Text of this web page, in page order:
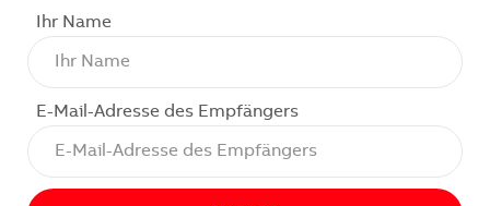
Ihr Name
E-Mail-Adresse des Empfängers